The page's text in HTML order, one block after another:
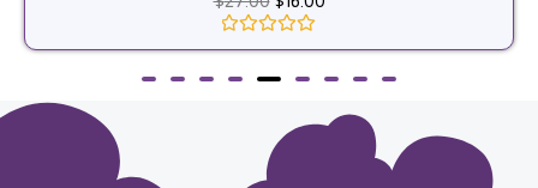
تم التقييم بـ
بناءً على
2
العملاء